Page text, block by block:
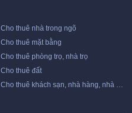
Cho thuê nhà trong ngõ
Cho thuê mặt bằng
Cho thuê phòng trọ, nhà trọ
Cho thuê đất
Cho thuê khách sạn, nhà hàng, nhà nghỉ